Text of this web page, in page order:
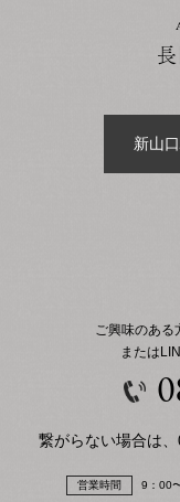
新山
ご興味のある
または
繋がらない場合は、
営業時間 9：00